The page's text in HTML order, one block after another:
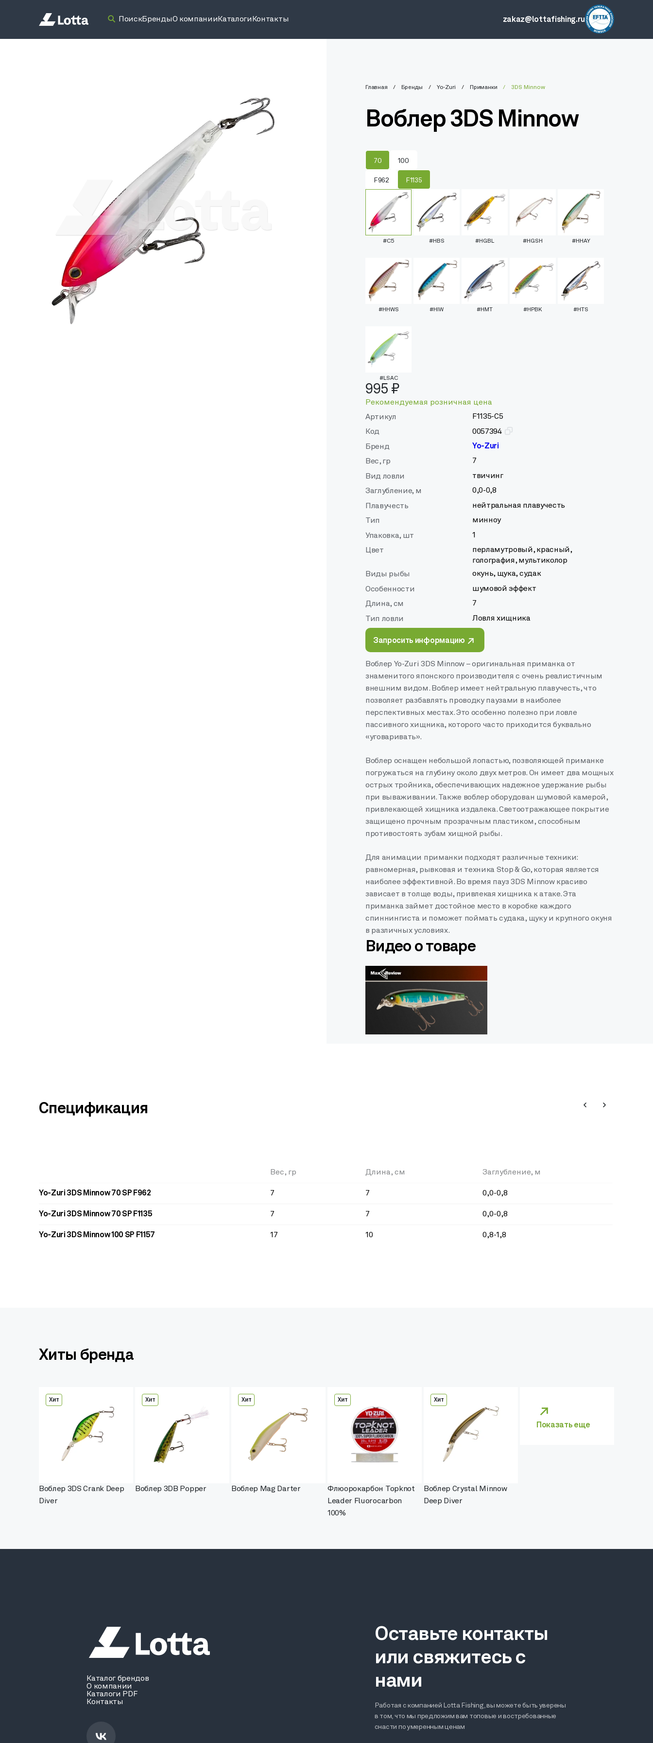
ПоискБрендыО компании Каталоги Контакты zakaz@lottafishing.ru
Главная Бренды Yo-Zuri Приманки 3DS Minnow
Воблер 3DS Minnow
70 100
F962 F1135
#C5 #HBS #HGBL #HGSH #HHAY
#HHWS #HIW #HMT #HPBK #HTS
#LSAC
995 ₽
Рекомендуемая розничная цена
Артикул
F1135-C5
Код
0057394
Бренд
Yo-Zuri
Вес, гр
7
Вид ловли
твичинг
Заглубление, м
0,0-0,8
Плавучесть
нейтральная плавучесть
Тип
минноу
Упаковка, шт
1
Цвет
перламутровый, красный,
голография, мультиколор
Виды рыбы
окунь, щука, судак
Особенности
шумовой эффект
Длина, см
7
Тип ловли
Ловля хищника
Запросить информацию
Воблер Yo-Zuri 3DS Minnow – оригинальная приманка от
знаменитого японского производителя с очень реалистичным
внешним видом. Воблер имеет нейтральную плавучесть, что
позволяет разбавлять проводку паузами в наиболее
перспективных местах. Это особенно полезно при ловле
пассивного хищника, которого часто приходится буквально
«уговаривать».
Воблер оснащен небольшой лопастью, позволяющей приманке
погружаться на глубину около двух метров. Он имеет два мощных
острых тройника, обеспечивающих надежное удержание рыбы
при вываживании. Также воблер оборудован шумовой камерой,
привлекающей хищника издалека. Светоотражающее покрытие
защищено прочным прозрачным пластиком, способным
противостоять зубам хищной рыбы.
Для анимации приманки подходят различные техники:
равномерная, рывковая и техника Stop & Go, которая является
наиболее эффективной. Во время пауз 3DS Minnow красиво
зависает в толще воды, привлекая хищника к атаке. Эта
приманка займет достойное место в коробке каждого
спиннингиста и поможет поймать судака, щуку и крупного окуня
в различных условиях.
Видео о товаре
Спецификация
Вес, гр Длина, см Заглубление, м
Yo-Zuri 3DS Minnow 70 SP F962 7 7 0,0-0,8
Yo-Zuri 3DS Minnow 70 SP F1135 7 7 0,0-0,8
Yo-Zuri 3DS Minnow 100 SP F1157 17 10 0,8-1,8
Хиты бренда
Хит
Воблер 3DS Crank Deep
Diver
Хит
Воблер 3DB Popper
Хит
Воблер Mag Darter
Хит
Флюорокарбон Topknot
Leader Fluorocarbon
100%
Хит
Воблер Crystal Minnow
Deep Diver
Показать еще
Каталог брендов
О компании
Каталоги PDF
Контакты
Оставьте контакты
или свяжитесь с
нами
Работая с компанией Lotta Fishing, вы можете быть уверены
в том, что мы предложим вам топовые и востребованные
снасти по умеренным ценам